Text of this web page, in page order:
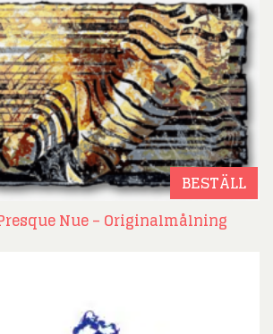
BESTÄLL
Nue – Originalmålning